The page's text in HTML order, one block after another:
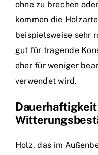
ohne zu brechen
kommen die
beispielsweise sehr
gut für tragende
eher für weniger
verwendet wird.
Dauerhaftigkeit
Holz, das im